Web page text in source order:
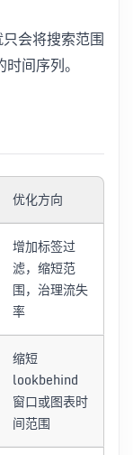
会将搜索范围
间序列。
优化方向
增加标签过
滤，缩短范
围，治理流失
率
缩短
lookbehind
窗口或图表时
间范围